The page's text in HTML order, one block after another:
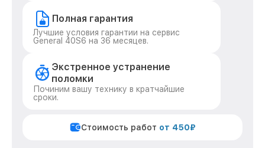
Полная гарантия
Лучшие условия гарантии на сервис
General 40S6 на 36 месяцев.
Экстренное устранение
поломки
Починим вашу технику в кратчайшие
сроки.
Стоимость работ от 450₽